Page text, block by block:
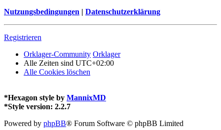
Nutzungsbedingungen | Datenschutzerklärung
Registrieren
Orklager-Community Orklager
Alle Zeiten sind UTC+02:00
Alle Cookies löschen
*Hexagon style by MannixMD
*Style version: 2.2.7
Powered by phpBB® Forum Software © phpBB Limited